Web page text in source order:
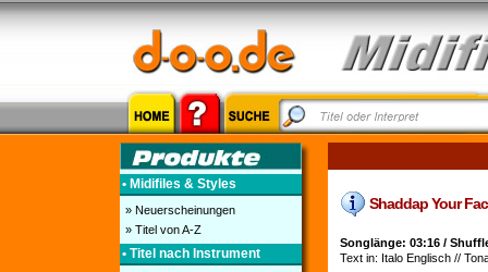
• Midifiles & Styles
» Neuerscheinungen
» Titel von A-Z
• Titel nach Instrument
Shaddap Your
Songlänge: 03:16 /
Text in: Italo Englisch //